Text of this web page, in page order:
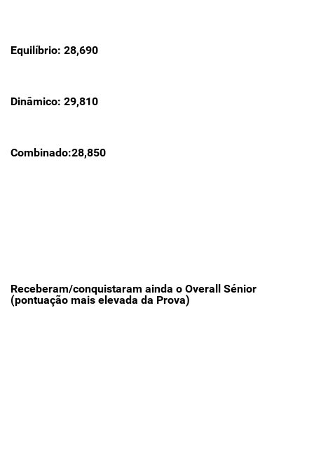
Equilíbrio: 28,690
Dinâmico: 29,810
Combinado:28,850
Receberam/conquistaram ainda o Overall Sénior
(pontuação mais elevada da Prova)